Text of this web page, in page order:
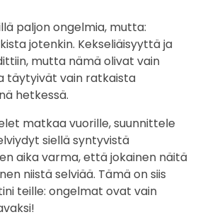
paljon ongelmia, mutta:
jotenkin. Kekseliäisyyttä ja
mutta nämä olivat vain
täytyivät vain ratkaista
hetkessä.
matkaa vuorille, suunnittele
siellä syntyvistä
aika varma, että jokainen näitä
niistä selviää. Tämä on siis
teille: ongelmat ovat vain